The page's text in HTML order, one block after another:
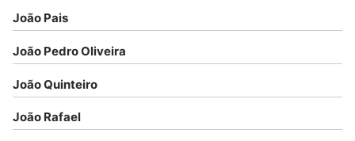
João Pais
João Pedro Oliveira
João Quinteiro
João Rafael